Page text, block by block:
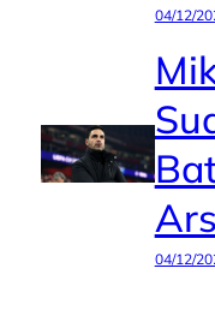
04/12/
04/12/